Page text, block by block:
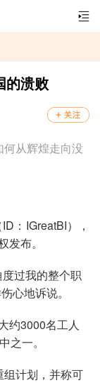
的溃败
从辉煌走向没
：IGreatBI），
布。
过我的整个职
心地诉说。
约3000名工人
之一。
计划，并称可